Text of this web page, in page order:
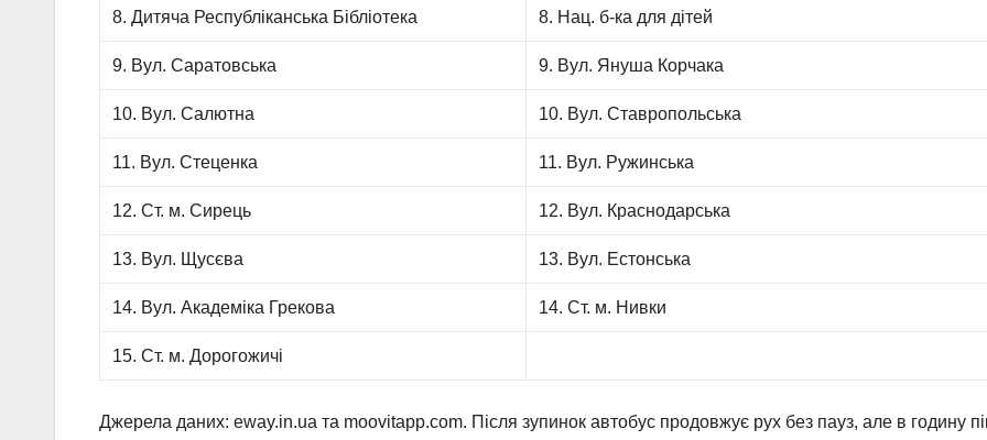
8. Дитяча Республіканська Бібліотека 8. Нац. б-ка для дітей
9. Вул. Саратовська 9. Вул. Януша Корчака
10. Вул. Салютна 10. Вул. Ставропольська
11. Вул. Стеценка 11. Вул. Ружинська
12. Ст. м. Сирець 12. Вул. Краснодарська
13. Вул. Щусєва 13. Вул. Естонська
14. Вул. Академіка Грекова 14. Ст. м. Нивки
15. Ст. м. Дорогожичі
Джерела даних: eway.in.ua та moovitapp.com. Після зупинок автобус продовжує рух без пауз, але в годину